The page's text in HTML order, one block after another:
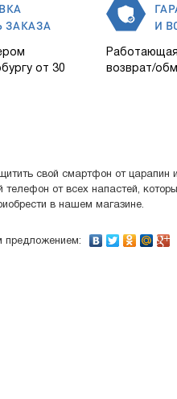
ЗАКАЗА
от 30
И
Работающая
возврат/
свой смартфон от
телефон от всех напастей,
в нашем магазине.
предложением: